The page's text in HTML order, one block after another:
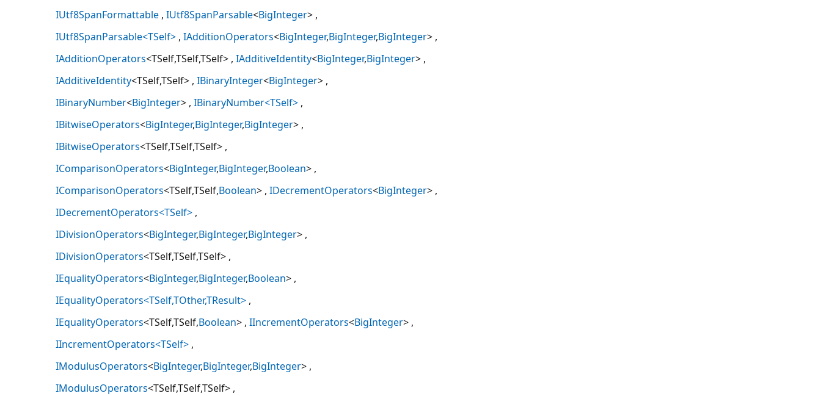
IUtf8SpanFormattable IUtf8SpanParsable<BigInteger>
IUtf8SpanParsable<TSelf> IAdditionOperators<BigInteger,BigInteger,BigInteger>
IAdditionOperators<TSelf,TSelf,TSelf> IAdditiveIdentity<BigInteger,BigInteger>
IAdditiveIdentity<TSelf,TSelf> IBinaryInteger<BigInteger>
IBinaryNumber<BigInteger> IBinaryNumber<TSelf>
IBitwiseOperators<BigInteger,BigInteger,BigInteger>
IBitwiseOperators<TSelf,TSelf,TSelf>
IComparisonOperators<BigInteger,BigInteger,Boolean>
IComparisonOperators<TSelf,TSelf,Boolean> IDecrementOperators<BigInteger>
IDecrementOperators<TSelf>
IDivisionOperators<BigInteger,BigInteger,BigInteger>
IDivisionOperators<TSelf,TSelf,TSelf>
IEqualityOperators<BigInteger,BigInteger,Boolean>
IEqualityOperators<TSelf,TOther,TResult>
IEqualityOperators<TSelf,TSelf,Boolean> IIncrementOperators<BigInteger>
IIncrementOperators<TSelf>
IModulusOperators<BigInteger,BigInteger,BigInteger>
IModulusOperators<TSelf,TSelf,TSelf>